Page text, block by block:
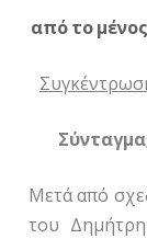
από το
Μετά από
του